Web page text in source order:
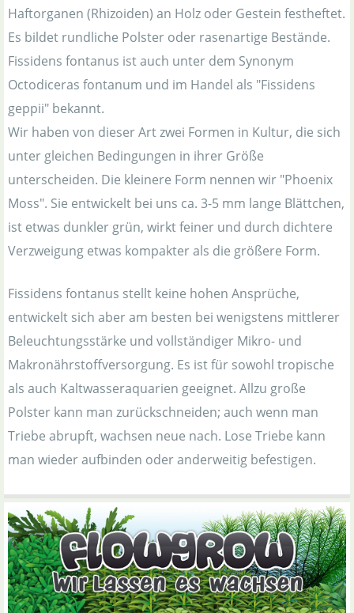
Haftorganen (Rhizoiden) an Holz oder Gestein festheftet.
Es bildet rundliche Polster oder rasenartige Bestände.
Fissidens fontanus ist auch unter dem Synonym
Octodiceras fontanum und im Handel als "Fissidens
geppii" bekannt.
Wir haben von dieser Art zwei Formen in Kultur, die sich
unter gleichen Bedingungen in ihrer Größe
unterscheiden. Die kleinere Form nennen wir "Phoenix
Moss". Sie entwickelt bei uns ca. 3-5 mm lange Blättchen,
ist etwas dunkler grün, wirkt feiner und durch dichtere
Verzweigung etwas kompakter als die größere Form.
Fissidens fontanus stellt keine hohen Ansprüche,
entwickelt sich aber am besten bei wenigstens mittlerer
Beleuchtungsstärke und vollständiger Mikro- und
Makronährstoffversorgung. Es ist für sowohl tropische
als auch Kaltwasseraquarien geeignet. Allzu große
Polster kann man zurückschneiden; auch wenn man
Triebe abrupft, wachsen neue nach. Lose Triebe kann
man wieder aufbinden oder anderweitig befestigen.